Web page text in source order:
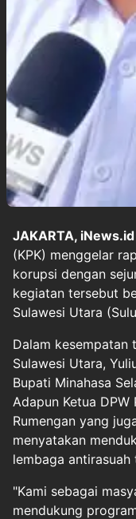
JAKARTA, iNews.id
(KPK) menggelar
korupsi dengan
kegiatan tersebut
Sulawesi Utara
Dalam kesempatan
Sulawesi Utara,
Bupati Minahasa
Adapun Ketua
Rumengan yang
menyatakan
lembaga antirasuah
"Kami sebagai
mendukung